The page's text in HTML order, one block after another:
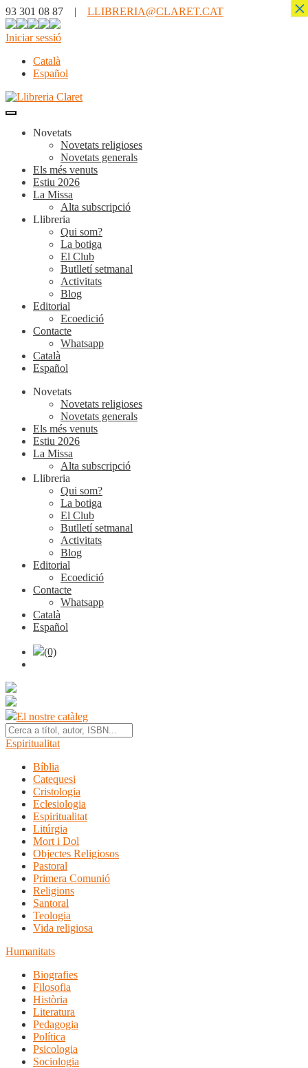
93 301 08 87 | LLIBRERIA@CLARET.CAT
Iniciar sessió
Català
Español
Novetats
Novetats religioses
Novetats generals
Els més venuts
Estiu 2026
La Missa
Alta subscripció
Llibreria
Qui som?
La botiga
El Club
Butlletí setmanal
Activitats
Blog
Editorial
Ecoedició
Contacte
Whatsapp
Català
Español
Novetats
Novetats religioses
Novetats generals
Els més venuts
Estiu 2026
La Missa
Alta subscripció
Llibreria
Qui som?
La botiga
El Club
Butlletí setmanal
Activitats
Blog
Editorial
Ecoedició
Contacte
Whatsapp
Català
Español
(0)
El nostre catàleg
Espiritualitat
Bíblia
Catequesi
Cristologia
Eclesiologia
Espiritualitat
Litúrgia
Mort i Dol
Objectes Religiosos
Pastoral
Primera Comunió
Religions
Santoral
Teologia
Vida religiosa
Humanitats
Biografies
Filosofia
Història
Literatura
Pedagogia
Política
Psicologia
Sociologia
×